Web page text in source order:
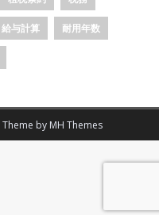
給与計算 耐用年数
by MH Themes